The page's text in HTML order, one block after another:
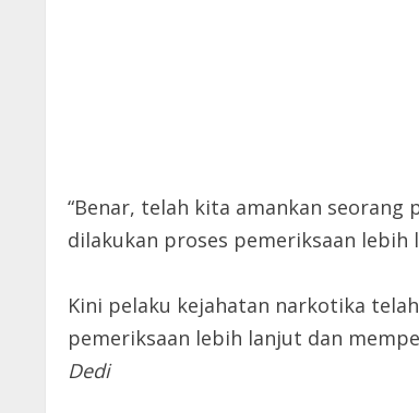
“Benar, telah kita amankan seorang
dilakukan proses pemeriksaan lebih
Kini pelaku kejahatan narkotika
pemeriksaan lebih lanjut dan
Dedi